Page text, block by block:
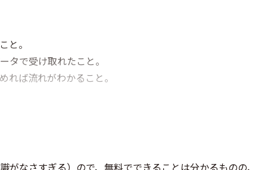
と。
タで受け取れたこと。
れば流れがわかること。
がなさすぎる）ので、無料でできることは分かるものの